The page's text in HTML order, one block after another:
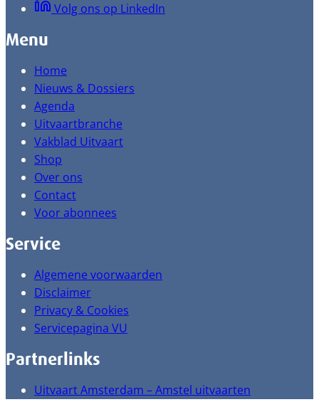
Volg ons op LinkedIn
Menu
Home
Nieuws & Dossiers
Agenda
Uitvaartbranche
Vakblad Uitvaart
Shop
Over ons
Contact
Voor abonnees
Service
Algemene voorwaarden
Disclaimer
Privacy & Cookies
Servicepagina VU
Partnerlinks
Uitvaart Amsterdam – Amstel uitvaarten